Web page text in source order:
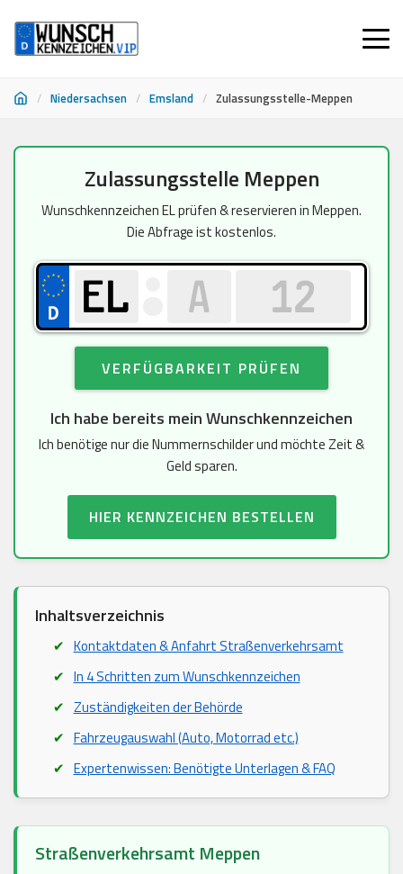
/ Niedersachsen / Emsland / Zulassungsstelle-Meppen
springen
Zulassungsstelle Meppen
Wunschkennzeichen EL prüfen & reservieren in Meppen.
Die Abfrage ist kostenlos.
VERFÜGBARKEIT PRÜFEN
Ich habe bereits mein Wunschkennzeichen
Ich benötige nur die Nummernschilder und möchte Zeit &
Geld sparen.
HIER KENNZEICHEN BESTELLEN
Inhaltsverzeichnis
Kontaktdaten & Anfahrt Straßenverkehrsamt
In 4 Schritten zum Wunschkennzeichen
Zuständigkeiten der Behörde
Fahrzeugauswahl (Auto, Motorrad etc.)
Expertenwissen: Benötigte Unterlagen & FAQ
Straßenverkehrsamt Meppen